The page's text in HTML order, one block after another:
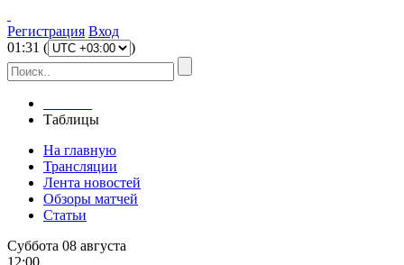
Регистрация Вход
01 :31 ( )
Таблицы
На главную
Трансляции
Лента новостей
Обзоры матчей
Статьи
Суббота 08 августа
12:00